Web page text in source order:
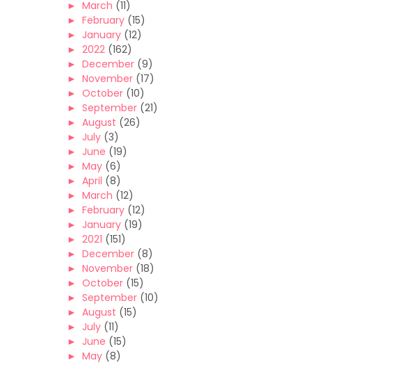
► March (11)
► February (15)
► January (12)
► 2022 (162)
► December (9)
► November (17)
► October (10)
► September (21)
► August (26)
► July (3)
► June (19)
► May (6)
► April (8)
► March (12)
► February (12)
► January (19)
► 2021 (151)
► December (8)
► November (18)
► October (15)
► September (10)
► August (15)
► July (11)
► June (15)
► May (8)